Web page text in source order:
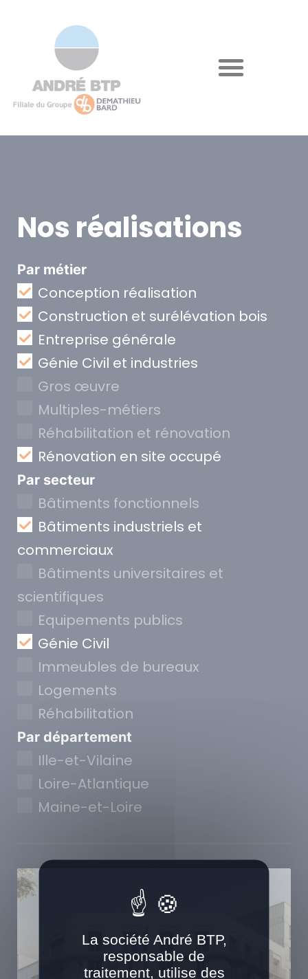
Nos réalisations
Par métier
Conception réalisation
Construction et surélévation bois
Entreprise générale
Génie Civil et industries
Gros œuvre
Multiples-métiers
Réhabilitation et rénovation
Rénovation en site occupé
Par secteur
Bâtiments fonctionnels
Bâtiments industriels et
commerciaux
Bâtiments universitaires et
scientifiques
Equipements publics
Génie Civil
Immeubles de bureaux
Logements
Réhabilitation
Par département
Ille-et-Vilaine
Loire-Atlantique
Maine-et-Loire
La société André BTP,
responsable de
traitement, utilise des